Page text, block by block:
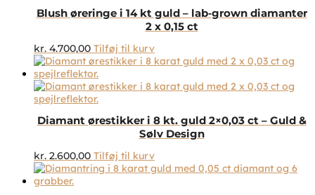
Blush øreringe i 14 kt guld – lab‑grown diamanter
2 x 0,15 ct
kr. 4.700,00 Tilføj til kurv
Diamant ørestikker i 8 kt. guld 2×0,03 ct – Guld &
Sølv Design
kr. 2.600,00 Tilføj til kurv